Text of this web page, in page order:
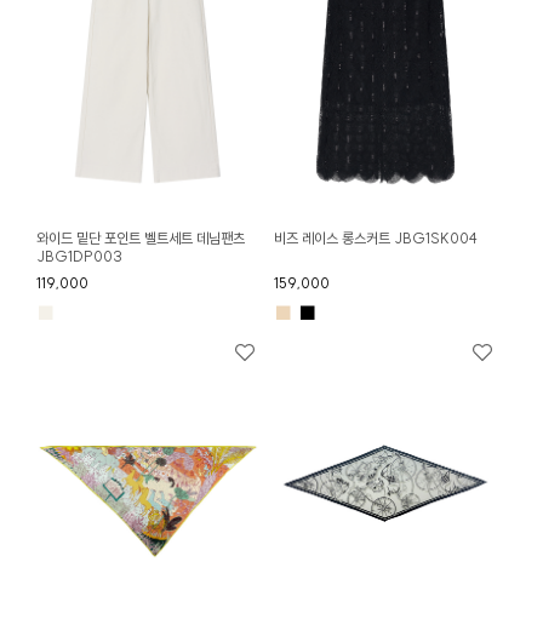
와이드 밑단 포인트 벨트세트 데님팬츠
JBG1DP003
119,000
비즈 레이스 롱스커트 JBG1SK004
159,000
■ ■